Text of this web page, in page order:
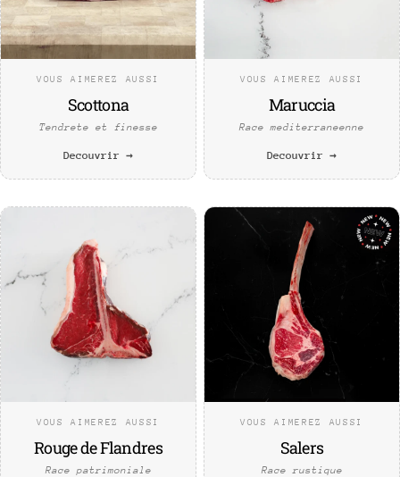
VOUS AIMEREZ AUSSI
Scottona
Tendrete et finesse
Decouvrir →
VOUS AIMEREZ AUSSI
Maruccia
Race mediterraneenne
Decouvrir →
VOUS AIMEREZ AUSSI
Rouge de Flandres
Race patrimoniale
VOUS AIMEREZ AUSSI
Salers
Race rustique